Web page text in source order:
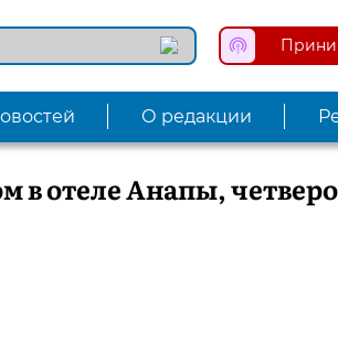
О редакции
в отеле Анапы,